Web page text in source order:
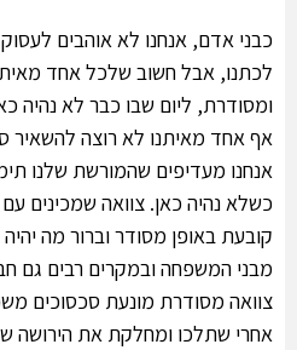
כבני אדם, אנחנו לא אוהבים
לכתנו, אבל חשוב שלכל אחד
ומסודרת, ליום שבו כבר לא נהיה
אף אחד מאיתנו לא רוצה להשאיר
אנחנו מעדיפים שהמורשת שלנו
כשלא נהיה כאן. צוואה שמכינים
קובעת באופן מסודר וברור מה
מבני המשפחה ובמקרים רבים גם
צוואה מסודרת מונעת סכסוכים
אחרי שתלכו ומחלקת את הירושה